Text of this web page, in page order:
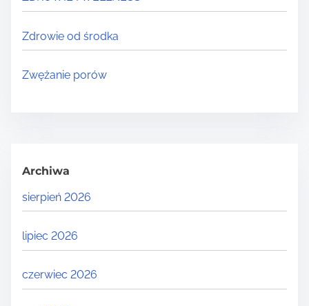
Zdrowie od środka
Zwężanie porów
Archiwa
sierpień 2026
lipiec 2026
czerwiec 2026